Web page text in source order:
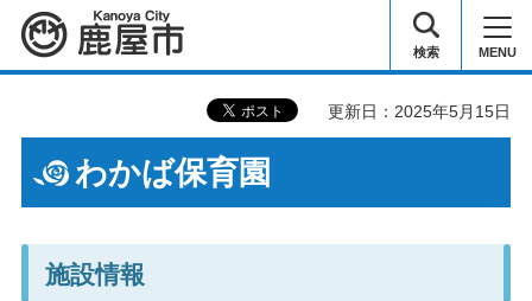
鹿屋市 検索 MENU
更新日：2025年5月15日
わかば保育園
施設情報